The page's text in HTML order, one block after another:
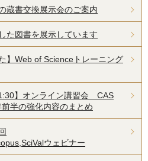
蔵書交換展示会のご案内
た図書を展示しています
】Web of Scienceトレーニング
】オンライン講習会 CAS
半の強化内容のまとめ
ウェビナー